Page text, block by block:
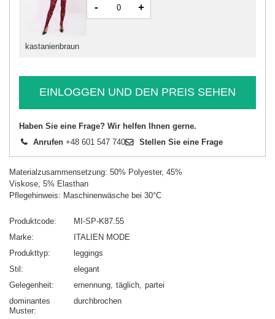
kastanienbraun
- +
EINLOGGEN UND DEN PREIS SEHEN
Haben Sie eine Frage? Wir helfen Ihnen gerne.
Anrufen +48 601 547 740 Stellen Sie eine Frage
Materialzusammensetzung: 50% Polyester, 45%
Viskose, 5% Elasthan
Pflegehinweis: Maschinenwäsche bei 30°C
Produktcode
MI-SP-K87.55
Marke
ITALIEN MODE
Produkttyp
leggings
Stil
elegant
Gelegenheit
ernennung täglich partei
dominantes
Muster
durchbrochen